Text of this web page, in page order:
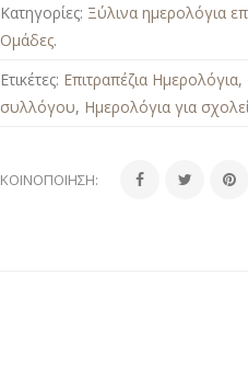
Κατηγορίες: Ξύλινα ημερολόγια
Ομάδες.
Ετικέτες: Επιτραπέζια Ημερολόγια,
συλλόγου, Ημερολόγια για
ΚΟΙΝΟΠΟΊΗΣΗ: